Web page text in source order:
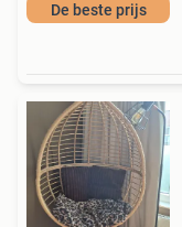
De beste prijs